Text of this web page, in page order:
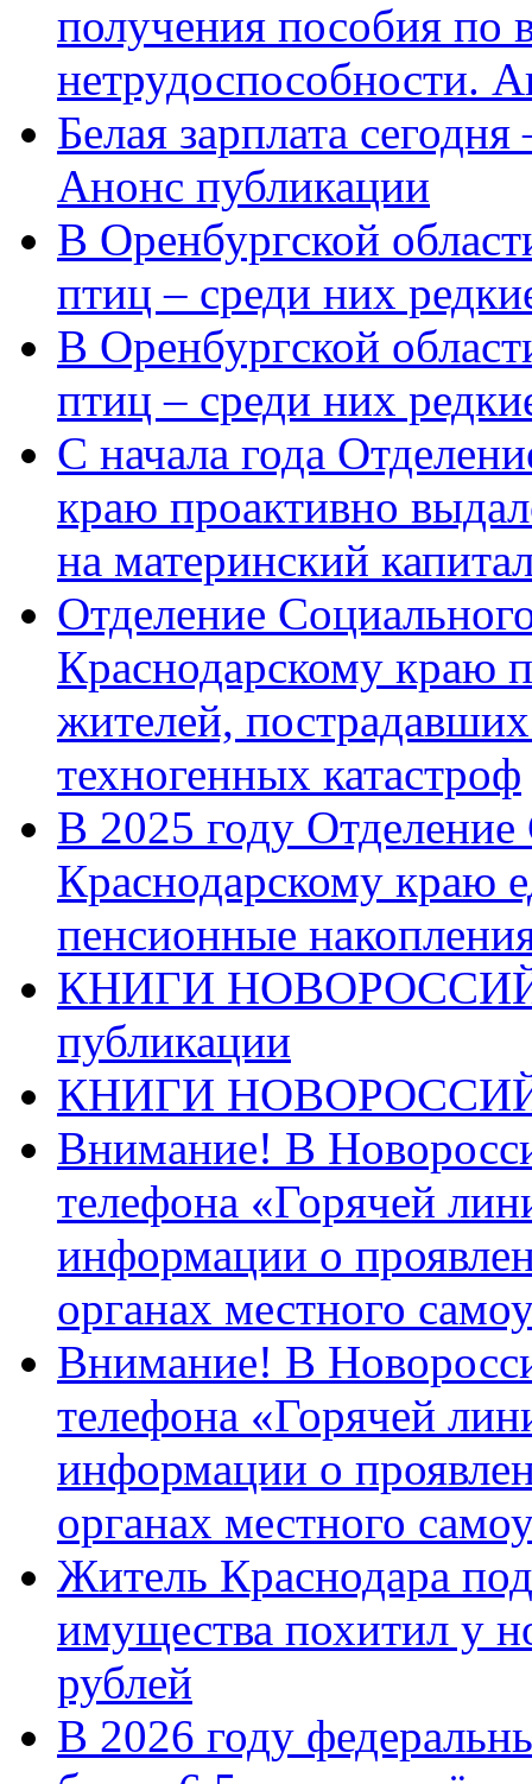
получения пособия по
нетрудоспособности.
Белая зарплата
Анонс публикации
В Оренбургской
птиц – среди них
В Оренбургской
птиц – среди них
С начала года
краю проактивно
на материнский
Отделение
Краснодарскому краю
жителей,
техногенных катастроф
В 2025 году
Краснодарскому краю
пенсионные
КНИГИ
публикации
КНИГИ
Внимание! В
телефона «Горячей
информации о
органах местного
Внимание! В
телефона «Горячей
информации о
органах местного
Житель Краснодара
имущества похитил у
рублей
В 2026 году